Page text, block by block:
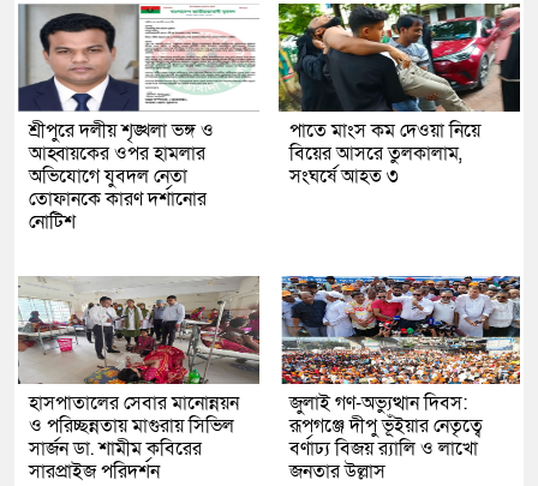
শ্রীপুরে দলীয় শৃঙ্খলা ভঙ্গ ও
আহ্বায়কের ওপর হামলার
অভিযোগে যুবদল নেতা
তোফানকে কারণ দর্শানোর
নোটিশ
পাতে মাংস কম দেওয়া নিয়ে
বিয়ের আসরে তুলকালাম,
সংঘর্ষে আহত ৩
হাসপাতালের সেবার মানোন্নয়ন
ও পরিচ্ছন্নতায় মাগুরায় সিভিল
সার্জন ডা. শামীম কবিরের
সারপ্রাইজ পরিদর্শন
জুলাই গণ-অভ্যুত্থান দিবস:
রূপগঞ্জে দীপু ভূঁইয়ার নেতৃত্বে
বর্ণাঢ্য বিজয় র‌্যালি ও লাখো
জনতার উল্লাস